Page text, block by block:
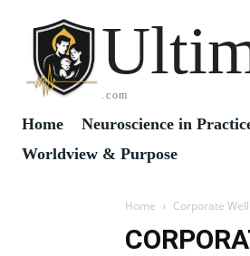
.com
Home Neuroscience in
Worldview & Purpose
Home Corporate